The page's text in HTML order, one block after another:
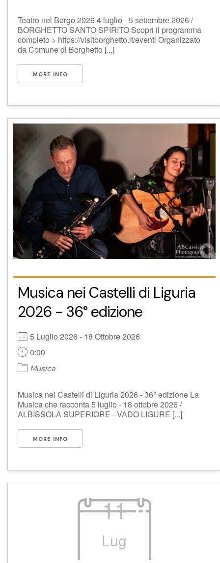
Teatro nel Borgo 2026 4 luglio - 5 settembre 2026 /
BORGHETTO SANTO SPIRITO Scopri il programma
completo > https://visitborghetto.it/eventi Organizzato
da Comune di Borghetto [...]
MORE INFO
Musica nei Castelli di Liguria
2026 - 36° edizione
5 Luglio 2026 - 18 Ottobre 2026
0:00
Musica
Musica nei Castelli di Liguria 2026 - 36° edizione La
Musica che racconta 5 luglio - 18 ottobre 2026 /
ALBISSOLA SUPERIORE - VADO LIGURE [...]
MORE INFO
11
Lug